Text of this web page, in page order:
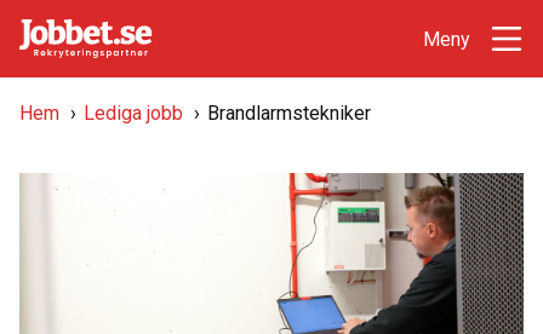
Hem › Lediga jobb › Brandlarmstekniker